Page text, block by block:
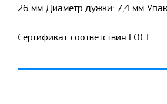
26 мм Диаметр дужки: 7,4 мм
Сертификат соответствия ГОСТ